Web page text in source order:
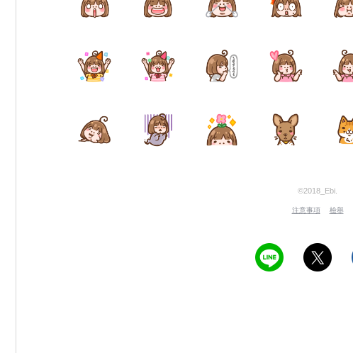
©2018_Ebi.
注意事項 檢舉